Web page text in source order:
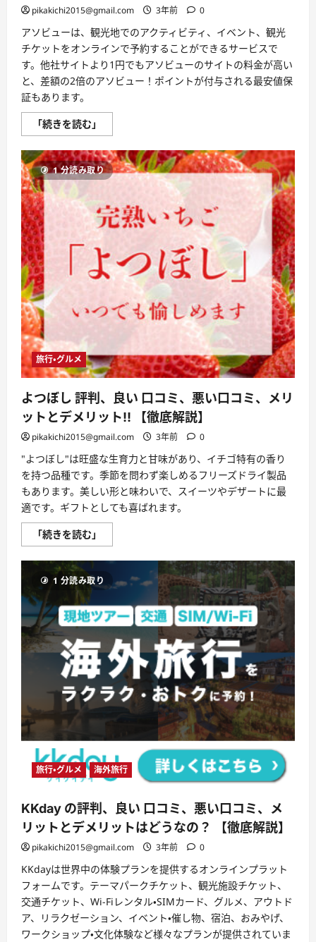
に
い
て
さ
ら
に
読
pikakichi2015@gmail.com 3年前 0
アソビューは、観光地でのアクティビティ、イベント、観光
チケットをオンラインで予約することができるサービスで
す。他社サイトより1円でもアソビューのサイトの料金が高い
と、差額の2倍のアソビュー！ポイントが付与される最安値保
証もあります。
「続きを読む」
ソ
ュ
ー
の
評
良
い
口
コ
悪
い
口
コ
リ
ッ
メ
リ
ッ
は
う
の？
底
解
説】
に
つ
い
さ
に
1 分読み取り
旅行・グルメ
よつぼし 評判、良い 口コミ、悪い口コミ、メリ
ットとデメリット!! 【徹底解説】
pikakichi2015@gmail.com 3年前 0
"よつぼし"は旺盛な生育力と甘味があり、イチゴ特有の香り
を持つ品種です。季節を問わず楽しめるフリーズドライ製品
もあります。美しい形と味わいで、スイーツやデザートに最
適です。ギフトとしても喜ばれます。
「続きを読む」
つ
し
判、
良
い
口
コ
ミ、
い
口
コ
ミ、
メ
リ
ッ
ト
デ
リ
ッ
ト!!
底
解
説】
に
い
さ
ら
に
読
む
1 分読み取り
旅行・グルメ 海外旅行
KKday の評判、良い 口コミ、悪い口コミ、メ
リットとデメリットはどうなの？ 【徹底解説】
pikakichi2015@gmail.com 3年前 0
KKdayは世界中の体験プランを提供するオンラインプラット
フォームです。テーマパークチケット、観光施設チケット、
交通チケット、Wi-Fiレンタル・SIMカード、グルメ、アウトド
ア、リラクゼーション、イベント・催し物、宿泊、おみやげ、
ワークショップ・文化体験など様々なプランが提供されていま